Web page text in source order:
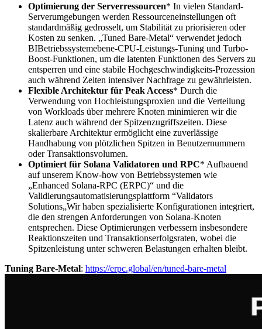
Optimierung der Serverressourcen* In vielen Standard-
Serverumgebungen werden Ressourceneinstellungen oft
standardmäßig gedrosselt, um Stabilität zu priorisieren oder
Kosten zu senken. „Tuned Bare-Metal“ verwendet jedoch
BIBetriebssystemebene-CPU-Leistungs-Tuning und Turbo-
Boost-Funktionen, um die latenten Funktionen des Servers zu
entsperren und eine stabile Hochgeschwindigkeits-Prozession
auch während Zeiten intensiver Nachfrage zu gewährleisten.
Flexible Architektur für Peak Access* Durch die
Verwendung von Hochleistungsproxien und die Verteilung
von Workloads über mehrere Knoten minimieren wir die
Latenz auch während der Spitzenzugriffszeiten. Diese
skalierbare Architektur ermöglicht eine zuverlässige
Handhabung von plötzlichen Spitzen in Benutzernummern
oder Transaktionsvolumen.
Optimiert für Solana Validatoren und RPC* Aufbauend
auf unserem Know-how von Betriebssystemen wie
„Enhanced Solana-RPC (ERPC)“ und die
Validierungsautomatisierungsplattform “Validators
Solutions„Wir haben spezialisierte Konfigurationen integriert,
die den strengen Anforderungen von Solana-Knoten
entsprechen. Diese Optimierungen verbessern insbesondere
Reaktionszeiten und Transaktionserfolgsraten, wobei die
Spitzenleistung unter schweren Belastungen erhalten bleibt.
Tuning Bare-Metal: https://erpc.global/en/tuned-bare-metal